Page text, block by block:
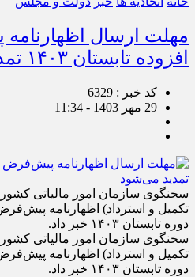
مهلت ارسال
افزوده تابستان ۱۴۰۳ تمدید می‌شود
کد خبر : 6329
29 مهر 1403 - 11:34
سخنگوی سازمان امور مالیاتی کشور
تکمیل و استرداد) اظهارنامه
دوره تابستان ۱۴۰۳ خبر داد.
سخنگوی سازمان امور مالیاتی کشور
تکمیل و استرداد) اظهارنامه
دوره تابستان ۱۴۰۳ خبر داد.